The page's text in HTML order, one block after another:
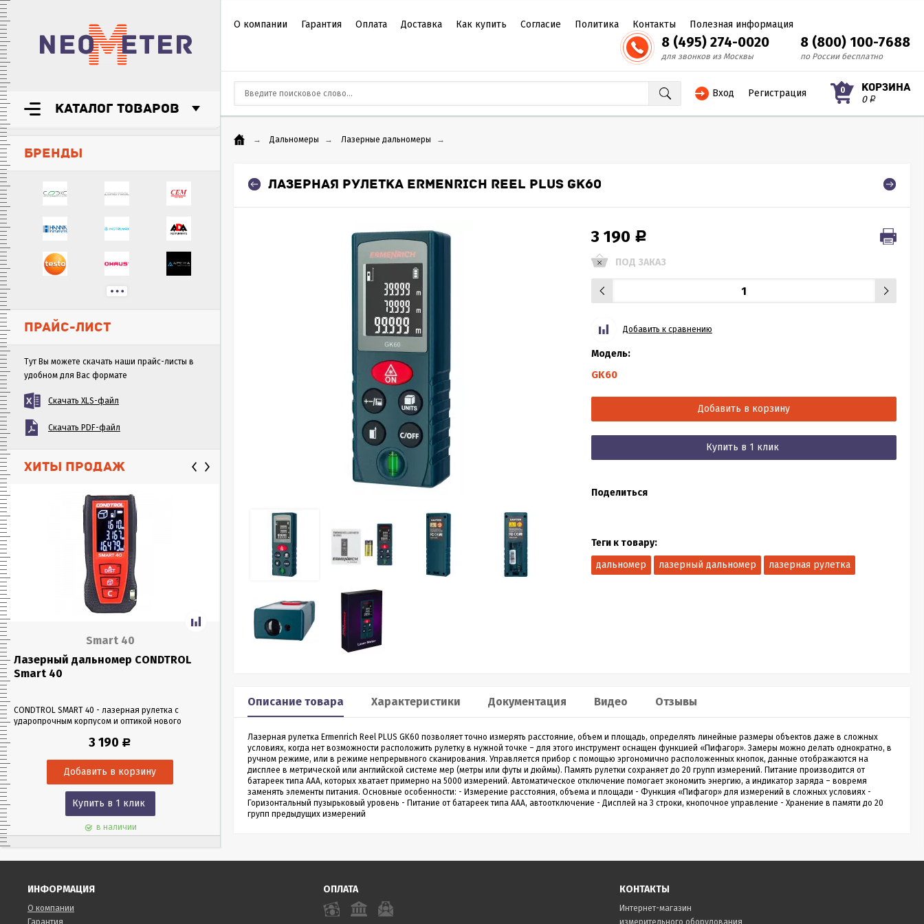
КАТАЛОГ ТОВАРОВ
БРЕНДЫ
ПРАЙС-ЛИСТ
Тут Вы можете скачать наши прайс-листы в
удобном для Вас формате
Скачать XLS-файл
Скачать PDF-файл
ХИТЫ ПРОДАЖ
Smart 40
Лазерный дальномер CONDTROL
Smart 40
CONDTROL SMART 40 - лазерная рулетка с
ударопрочным корпусом и оптикой нового
в любых условиях освещения. Позволяет
помещениях на расстоянии до 40 м.
3 190 Р
Купить в 1 клик
в наличии
Smart 60
CONDTROL SMART 60 – лазерный дальномер, в
Лазерная рулетка работает на расстоянии от
0,05 до 60 метров даже на улице. Погрешность
измерения – всего 1,5 мм
3 990Р
Купить в 1 клик
Лазерный дальномер CONDTROL XP2 – это
измерений до 70 метров, точность 1,5 мм.
Новинка обладает дополнительным
функционалом - расширенный Пифагор,
измерение площади стен и функцией
измерения угла наклона, которая на основании
всего одного замера позволяет вычислить
горизонтальное и вертикальное проложения,...
4 390Р
Купить в 1 клик
30 метров. Эргономичный корпус с большой
кнопкой управления, нажимать на которую
удобно даже в перчатках. Погрешность
измерения не превышает 2 мм. Встроенный
аккумулятор. Зарядка через кабель micro-USB
(дополнительная опция).
1 990Р
Купить в 1 клик
О компании Гарантия Оплата Доставка Как купить Согласие Политика Контакты Полезная информация
8 (495) 274-0020
для звонков из Москвы
8 (800) 100-7688
по России бесплатно
Вход Регистрация 0 КОРЗИНА
0 Р
→ Дальномеры → Лазерные дальномеры →
ЛАЗЕРНАЯ РУЛЕТКА ERMENRICH REEL PLUS GK60
3 190 Р
ПОД ЗАКАЗ
Добавить к сравнению
Модель:
GK60
Добавить в корзину
Купить в 1 клик
Поделиться
Теги к товару:
дальномер
лазерный дальномер лазерная рулетка
Описание товара Характеристики Документация Видео Отзывы
Лазерная рулетка Ermenrich Reel PLUS GK60 позволяет точно измерять расстояние, объем и площадь, определять линейные размеры объектов даже в сложных
условиях, когда нет возможности расположить рулетку в нужной точке – для этого инструмент оснащен функцией «Пифагор». Замеры можно делать однократно, в
ручном режиме, или в режиме непрерывного сканирования. Управляется прибор с помощью эргономично расположенных кнопок, данные отображаются на
дисплее в метрической или английской системе мер (метры или футы и дюймы). Память рулетки сохраняет до 20 групп измерений. Питание производится от
батареек типа ААА, которых хватает примерно на 5000 измерений. Автоматическое отключение помогает экономить энергию, а индикатор заряда – вовремя
заменять элементы питания. Основные особенности: - Измерение расстояния, объема и площади - Функция «Пифагор» для измерений в сложных условиях -
Горизонтальный пузырьковый уровень - Питание от батареек типа ААА, автоотключение - Дисплей на 3 строки, кнопочное управление - Хранение в памяти до 20
групп предыдущих измерений
ИНФОРМАЦИЯ
О компании
Гарантия
ОПЛАТА КОНТАКТЫ
Интернет-магазин
измерительного оборудования